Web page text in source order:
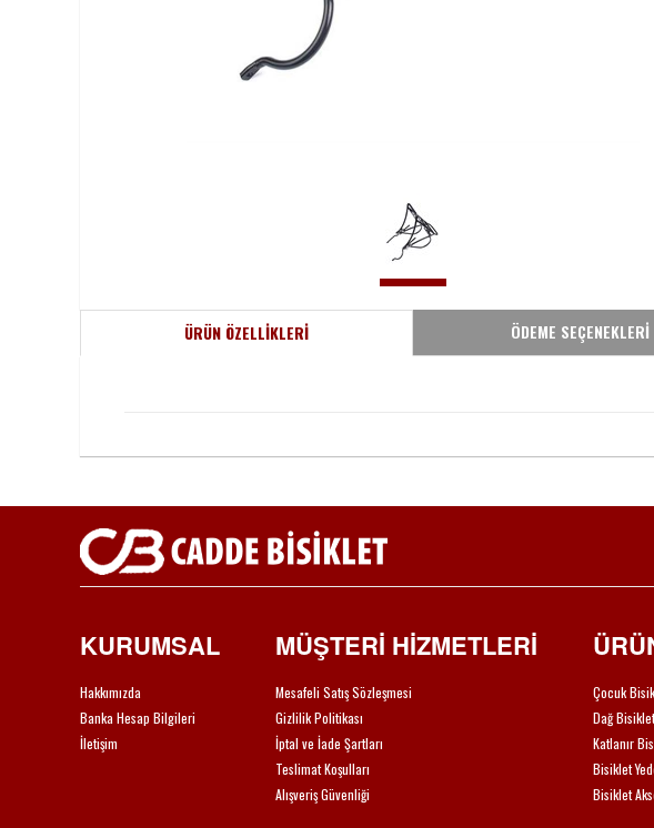
ÜRÜN ÖZELLİKLERİ ÖDEME SEÇENEKLERİ
KURUMSAL
Hakkımızda
Banka Hesap Bilgileri
İletişim
MÜŞTERİ HİZMETLERİ
Mesafeli Satış Sözleşmesi
Gizlilik Politikası
İptal ve İade Şartları
Teslimat Koşulları
Alışveriş Güvenliği
Çocuk
Dağ
Katlanır
Bisiklet
Bisiklet